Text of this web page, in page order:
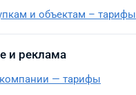
и объектам – тарифы
и реклама
— тарифы